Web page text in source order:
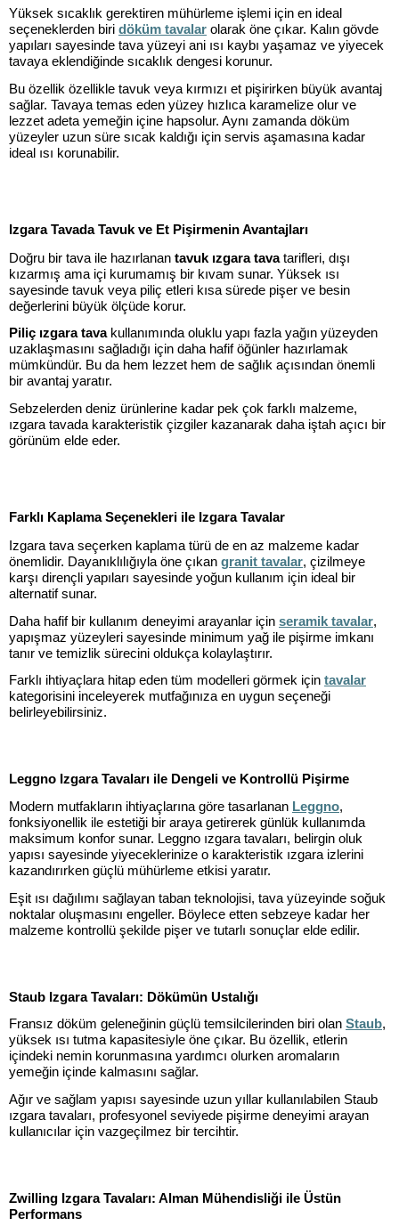
Yüksek sıcaklık gerektiren mühürleme işlemi için en ideal
seçeneklerden biri döküm tavalar olarak öne çıkar. Kalın gövde
yapıları sayesinde tava yüzeyi ani ısı kaybı yaşamaz ve yiyecek
tavaya eklendiğinde sıcaklık dengesi korunur.
Bu özellik özellikle tavuk veya kırmızı et pişirirken büyük avantaj
sağlar. Tavaya temas eden yüzey hızlıca karamelize olur ve
lezzet adeta yemeğin içine hapsolur. Aynı zamanda döküm
yüzeyler uzun süre sıcak kaldığı için servis aşamasına kadar
ideal ısı korunabilir.
Izgara Tavada Tavuk ve Et Pişirmenin Avantajları
Doğru bir tava ile hazırlanan tavuk ızgara tavatarifleri, dışı
kızarmış ama içi kurumamış bir kıvam sunar. Yüksek ısı
sayesinde tavuk veya piliç etleri kısa sürede pişer ve besin
değerlerini büyük ölçüde korur.
Piliç ızgara tavakullanımında oluklu yapı fazla yağın yüzeyden
uzaklaşmasını sağladığı için daha hafif öğünler hazırlamak
mümkündür. Bu da hem lezzet hem de sağlık açısından önemli
bir avantaj yaratır.
Sebzelerden deniz ürünlerine kadar pek çok farklı malzeme,
ızgara tavada karakteristik çizgiler kazanarak daha iştah açıcı bir
görünüm elde eder.
Farklı Kaplama Seçenekleri ile Izgara Tavalar
Izgara tava seçerken kaplama türü de en az malzeme kadar
önemlidir. Dayanıklılığıyla öne çıkan granit tavalar, çizilmeye
karşı dirençli yapıları sayesinde yoğun kullanım için ideal bir
alternatif sunar.
Daha hafif bir kullanım deneyimi arayanlar için seramik tavalar,
yapışmaz yüzeyleri sayesinde minimum yağ ile pişirme imkanı
tanır ve temizlik sürecini oldukça kolaylaştırır.
Farklı ihtiyaçlara hitap eden tüm modelleri görmek için tavalar
kategorisini inceleyerek mutfağınıza en uygun seçeneği
belirleyebilirsiniz.
Leggno Izgara Tavaları ile Dengeli ve Kontrollü Pişirme
Modern mutfakların ihtiyaçlarına göre tasarlanan Leggno,
fonksiyonellik ile estetiği bir araya getirerek günlük kullanımda
maksimum konfor sunar. Leggno ızgara tavaları, belirgin oluk
yapısı sayesinde yiyeceklerinize o karakteristik ızgara izlerini
kazandırırken güçlü mühürleme etkisi yaratır.
Eşit ısı dağılımı sağlayan taban teknolojisi, tava yüzeyinde soğuk
noktalar oluşmasını engeller. Böylece etten sebzeye kadar her
malzeme kontrollü şekilde pişer ve tutarlı sonuçlar elde edilir.
Staub Izgara Tavaları: Dökümün Ustalığı
Fransız döküm geleneğinin güçlü temsilcilerinden biri olan Staub,
yüksek ısı tutma kapasitesiyle öne çıkar. Bu özellik, etlerin
içindeki nemin korunmasına yardımcı olurken aromaların
yemeğin içinde kalmasını sağlar.
Ağır ve sağlam yapısı sayesinde uzun yıllar kullanılabilen Staub
ızgara tavaları, profesyonel seviyede pişirme deneyimi arayan
kullanıcılar için vazgeçilmez bir tercihtir.
Zwilling Izgara Tavaları: Alman Mühendisliği ile Üstün
Performans